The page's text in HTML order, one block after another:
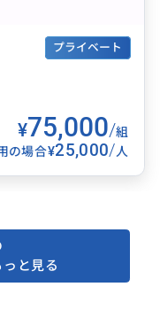
プライベート
¥75,000/組
の場合¥25,000/人
と見る